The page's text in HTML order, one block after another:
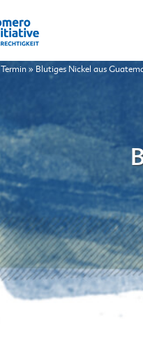
Termin » Blutiges Nickel aus